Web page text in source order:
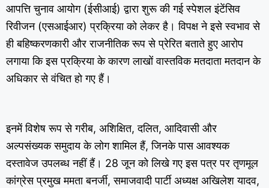
आपत्ति चुनाव आयोग (ईसीआई) द्वारा शुरू की गई स्पेशल इंटेंसिव
रिवीजन (एसआईआर) प्रक्रिया को लेकर है। विपक्ष ने इसे स्वभाव से
ही बहिष्करणकारी और राजनीतिक रूप से प्रेरित बताते हुए आरोप
लगाया कि इस प्रक्रिया के कारण लाखों वास्तविक मतदाता मतदान के
अधिकार से वंचित हो गए हैं।
इनमें विशेष रूप से गरीब, अशिक्षित, दलित, आदिवासी और
अल्पसंख्यक समुदाय के लोग शामिल हैं, जिनके पास आवश्यक
दस्तावेज उपलब्ध नहीं हैं। 28 जून को लिखे गए इस पत्र पर तृणमूल
कांग्रेस प्रमुख ममता बनर्जी, समाजवादी पार्टी अध्यक्ष अखिलेश यादव,